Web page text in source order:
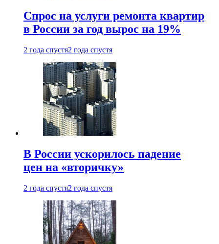
Спрос на услуги ремонта квартир
в России за год вырос на 19%
2 года спустя2 года спустя
В России ускорилось падение
цен на «вторичку»
2 года спустя2 года спустя